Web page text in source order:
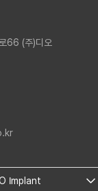
66 (주)디오